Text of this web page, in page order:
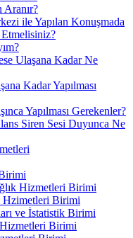
Aranır?
ile Yapılan Konuşmada
Ulaşana Kadar Ne
Kadar Yapılması
Yapılması Gerekenler?
Siren Sesi Duyunca Ne
Hizmetleri Birimi
Hzimetleri Birimi
ve İstatistik Birimi
Hizmetleri Birimi